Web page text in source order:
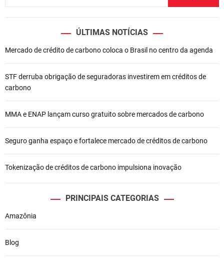
ã
d
e
P
o
t
ÚLTIMAS NOTÍCIAS
Mercado de crédito de carbono coloca o Brasil no centro da agenda
STF derruba obrigação de seguradoras investirem em créditos de
carbono
MMA e ENAP lançam curso gratuito sobre mercados de carbono
Seguro ganha espaço e fortalece mercado de créditos de carbono
Tokenização de créditos de carbono impulsiona inovação
PRINCIPAIS CATEGORIAS
Amazônia
Blog